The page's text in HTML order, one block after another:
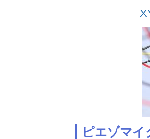
ピエゾマイ